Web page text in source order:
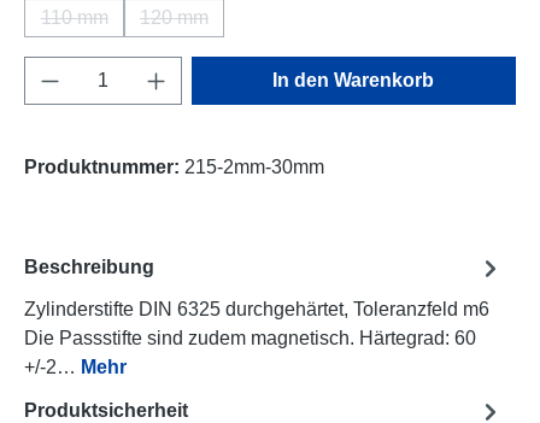
110 mm
(Diese Option ist zurzeit nicht verfügbar.)
120 mm
(Diese Option ist zurzeit nicht verfügbar.)
Produkt Anzahl: Gib den gewünschten
In den Warenkorb
Produktnummer: 215-2mm-30mm
Beschreibung
Zylinderstifte DIN 6325 durchgehärtet, Toleranzfeld m6
Die Passstifte sind zudem magnetisch. Härtegrad: 60
+/-2… Mehr
Produktsicherheit